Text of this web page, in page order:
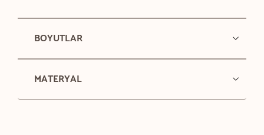
BOYUTLAR
MATERYAL